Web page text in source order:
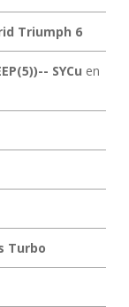
Triumph 6
SYCu en
Turbo